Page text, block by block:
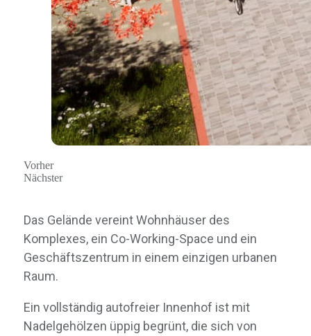
Vorher
Nächster
Das Gelände vereint Wohnhäuser des
Komplexes, ein Co-Working-Space und ein
Geschäftszentrum in einem einzigen urbanen
Raum.
Ein vollständig autofreier Innenhof ist mit
Nadelgehölzen üppig begrünt, die sich von